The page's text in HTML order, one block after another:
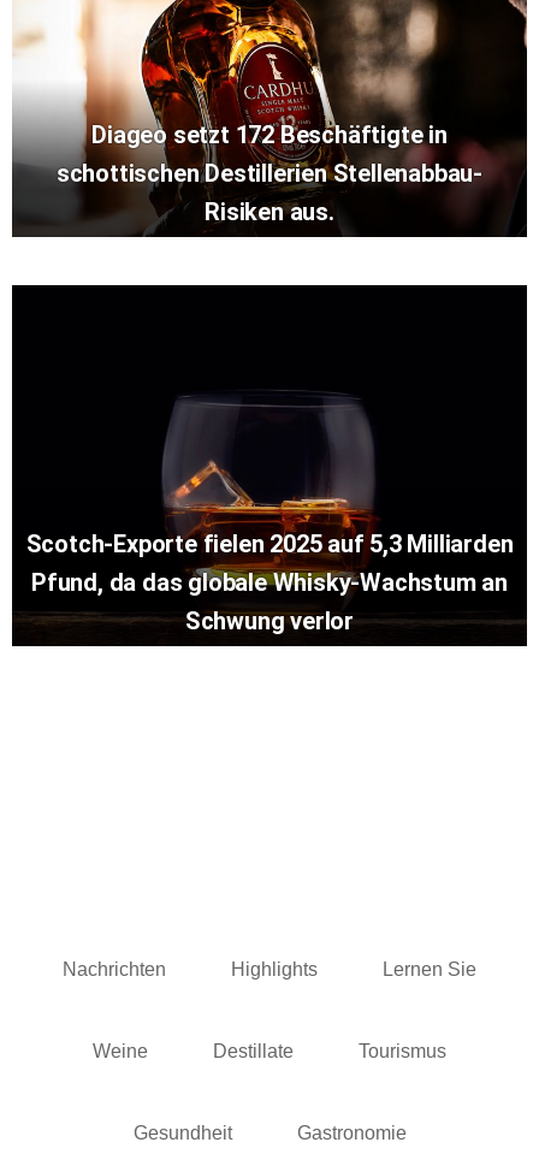
Diageo setzt 172 Beschäftigte in
schottischen Destillerien Stellenabbau-
Risiken aus.
Scotch-Exporte fielen 2025 auf 5,3 Milliarden
Pfund, da das globale Whisky-Wachstum an
Schwung verlor
Nachrichten Highlights Lernen Sie
Weine Destillate Tourismus
Gesundheit Gastronomie